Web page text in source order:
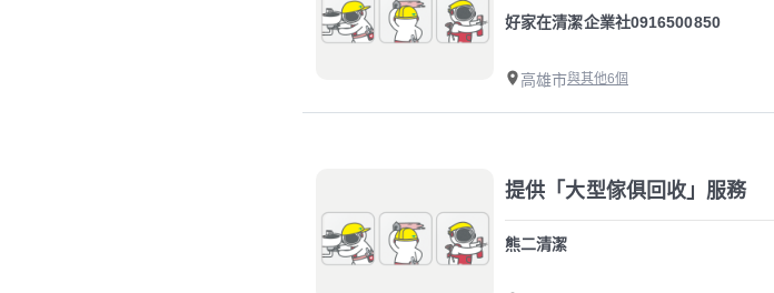
好家在清潔企業社0916500850
高雄市與其他6個
提供「大型傢俱回收」服務
熊二清潔